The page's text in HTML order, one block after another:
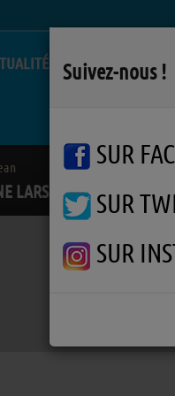
LA RADIO
LARSEN
Suivez-nous !
SUR
SUR
SUR